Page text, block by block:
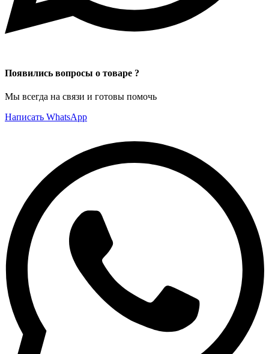
Появились вопросы о товаре ?
Мы всегда на связи и готовы помочь
Написать WhatsApp